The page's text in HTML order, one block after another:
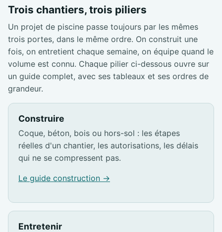
Trois chantiers, trois piliers
Un projet de piscine passe toujours par les mêmes
trois portes, dans le même ordre. On construit une
fois, on entretient chaque semaine, on équipe quand le
volume est connu. Chaque pilier ci-dessous ouvre sur
un guide complet, avec ses tableaux et ses ordres de
grandeur.
Construire
Coque, béton, bois ou hors-sol : les étapes
réelles d'un chantier, les autorisations, les délais
qui ne se compressent pas.
Le guide construction →
Entretenir